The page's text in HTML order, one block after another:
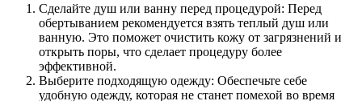
Сделайте душ или ванну перед процедурой: Перед
обертыванием рекомендуется взять теплый душ или
ванную. Это поможет очистить кожу от загрязнений и
открыть поры, что сделает процедуру более
эффективной.
Выберите подходящую одежду: Обеспечьте себе
удобную одежду, которая не станет помехой во время